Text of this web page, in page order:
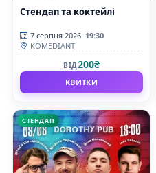
Стендап та коктейлі
7 серпня 2026 19:30
KOMEDIANT
ВІД200₴
КВИТКИ
СТЕНДАП